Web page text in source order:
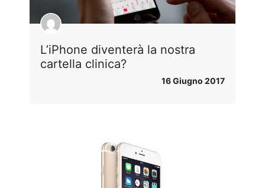
L’iPhone diventerà la nostra
cartella clinica?
16 Giugno 2017